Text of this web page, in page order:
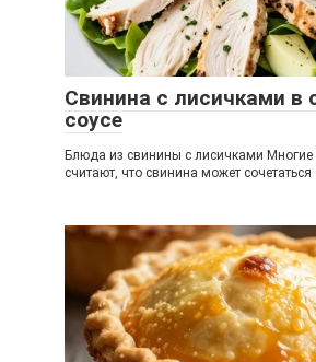
Свинина с лисичками в
соусе
Блюда из свинины с лисичками Многие
считают, что свинина может сочетаться